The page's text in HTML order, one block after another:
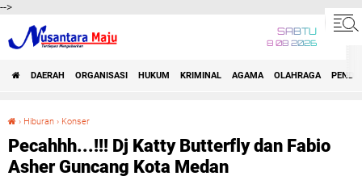
-->
SABTU
8 08 2026
DAERAH ORGANISASI HUKUM KRIMINAL AGAMA OLAHRAGA
› Hiburan › Konser
Pecahhh...!!! Dj Katty Butterfly dan Fabio
Asher Guncang Kota Medan